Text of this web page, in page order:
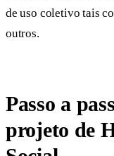
de uso coletivo tais
outros.
Passo a
projeto de